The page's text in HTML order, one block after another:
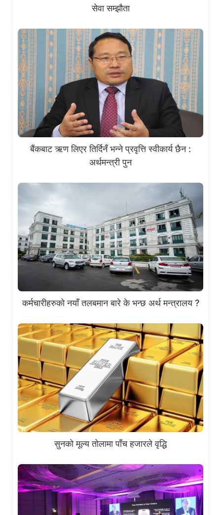
सेवा सम्झौता
बैंकबाट ऋण लिएर तिर्दिनँ भन्ने प्रवृत्ति स्वीकार्य छैन :
अर्थमन्त्री पुन
कर्मचारीहरुको नयाँ तलबमान बारे के भन्छ अर्थ मन्त्रालय ?
सुनको मूल्य तोलामा पाँच हजारले वृद्धि